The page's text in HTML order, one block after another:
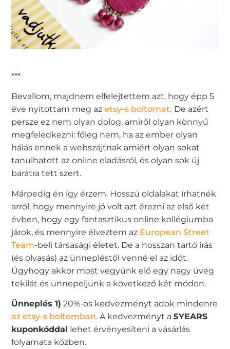
***
Bevallom, majdnem elfelejtettem azt, hogy épp 5
éve nyitottam meg azetsy-s boltomat. De azért
persze ez nem olyan dolog, amiről olyan könnyű
megfeledkezni: főleg nem, ha az ember olyan
hálás ennek a webszájtnak amiért olyan sokat
tanulhatott az online eladásról, és olyan sok új
barátra tett szert.
Márpedig én így érzem. Hosszú oldalakat írhatnék
arról, hogy mennyire jó volt azt érezni az első két
évben, hogy egy fantasztikus online kollégiumba
járok, és mennyire élveztem az European Street
Team-beli társasági életet. De a hosszan tartó írás
(és olvasás) az ünnepléstől venné el az időt.
Úgyhogy akkor most vegyünk elő egy nagy üveg
tekilát és ünnepeljünk a következő két módon.
Ünneplés 1) 20%-os kedvezményt adok mindenre
az etsy-s boltomban. A kedvezményt a5YEARS
kuponkóddal lehet érvényesíteni a vásárlás
folyamata közben.